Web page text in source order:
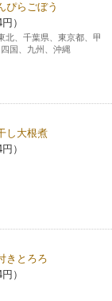
定）
」（店舗限定）
ぴらごぼう
）
北、千葉県、東京都、甲
国、九州、沖縄
し大根煮
）
きとろろ
）